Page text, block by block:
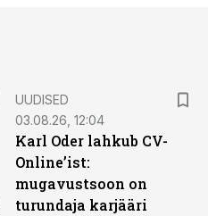
UUDISED
03.08.26, 12:04
Karl Oder lahkub CV-
Online’ist:
mugavustsoon on
turundaja karjääri